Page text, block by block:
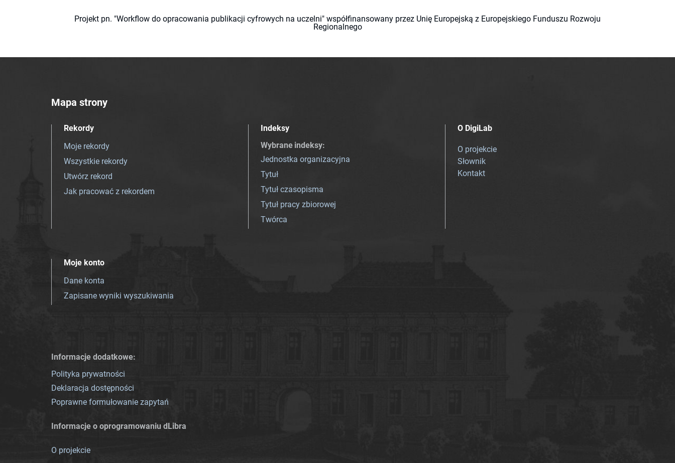
Projekt pn. "Workflow do opracowania publikacji cyfrowych na uczelni" współfinansowany przez Unię Europejską z Europejskiego Funduszu Rozwoju
Regionalnego
Mapa strony
Rekordy
Moje rekordy
Wszystkie rekordy
Utwórz rekord
Jak pracować z rekordem
Indeksy
Wybrane indeksy:
Jednostka organizacyjna
Tytuł
Tytuł czasopisma
Tytuł pracy zbiorowej
Twórca
O DigiLab
O projekcie
Słownik
Kontakt
Moje konto
Dane konta
Zapisane wyniki wyszukiwania
Informacje dodatkowe:
Polityka prywatności
Deklaracja dostępności
Poprawne formułowanie zapytań
Informacje o oprogramowaniu dLibra
O projekcie